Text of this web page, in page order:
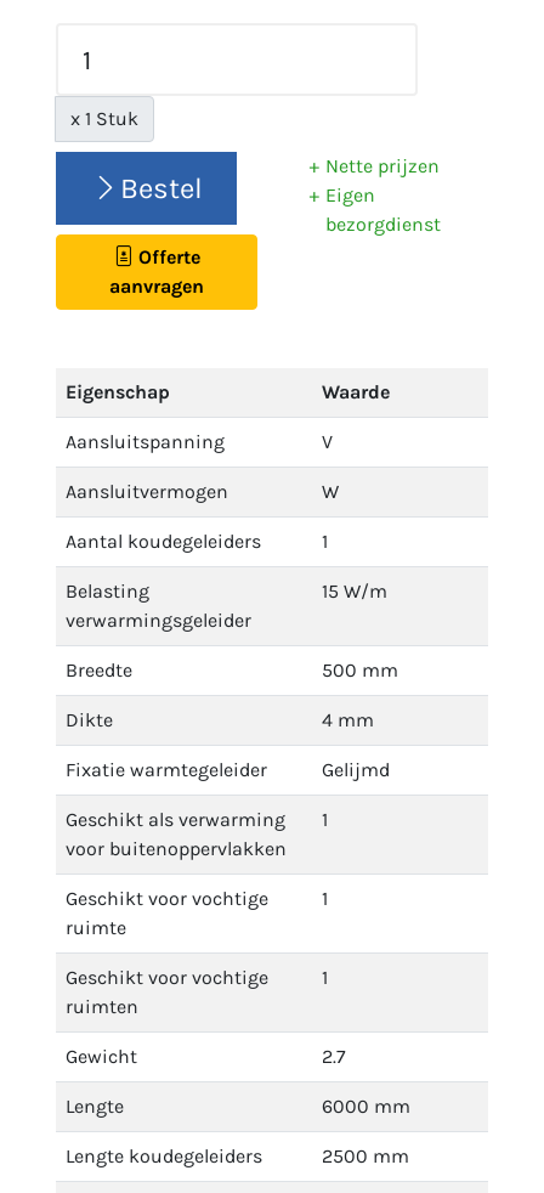
x 1 Stuk
Bestel
Offerte
aanvragen
Nette prijzen
Eigen
bezorgdienst
Eigenschap Waarde
Aansluitspanning V
Aansluitvermogen W
Aantal koudegeleiders 1
Belasting
verwarmingsgeleider
15 W/m
Breedte 500 mm
Dikte 4 mm
Fixatie warmtegeleider Gelijmd
Geschikt als verwarming
voor buitenoppervlakken
1
Geschikt voor vochtige
ruimte
1
Geschikt voor vochtige
ruimten
1
Gewicht 2.7
Lengte 6000 mm
Lengte koudegeleiders 2500 mm